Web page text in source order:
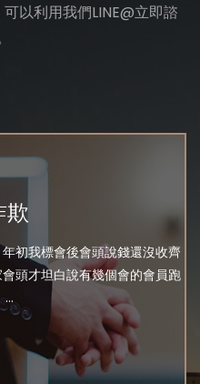
以利用我們LINE@立即諮
欺
初我標會後會頭說錢還沒收齊
頭才坦白說有幾個會的會員跑
...